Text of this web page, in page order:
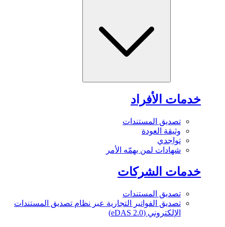
خدمات الأفراد
تصديق المستندات
وثيقة العودة
تواجدي
شهادات لمن يهمّه الأمر
خدمات الشركات
تصديق المستندات
تصديق الفواتير التجارية عبر نظام تصديق المستندات
الإلكتروني (eDAS 2.0)